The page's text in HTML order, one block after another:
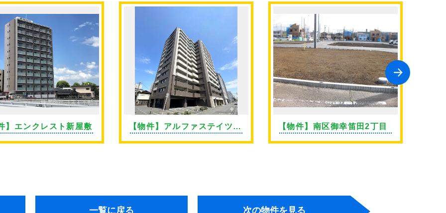
】エンクレスト新屋敷
【物件】アルファステイツ上
通東
【物件】南区御幸笛田2丁目
一覧に戻る 次の物件を見る